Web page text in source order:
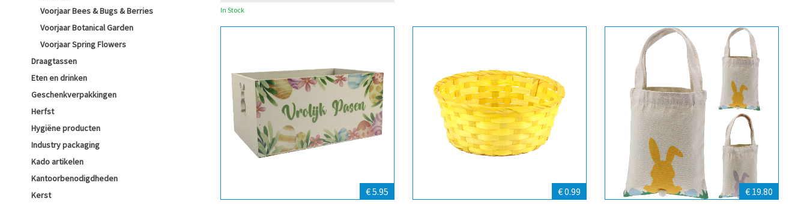
Voorjaar Bees & Bugs & Berries
Voorjaar Botanical Garden
Voorjaar Spring Flowers
Draagtassen
Eten en drinken
Geschenkverpakkingen
Herfst
Hygiëne producten
Industry packaging
Kado artikelen
Kantoorbenodigdheden
Kerst
In Stock
€ 5.95 € 0.99 € 19.80